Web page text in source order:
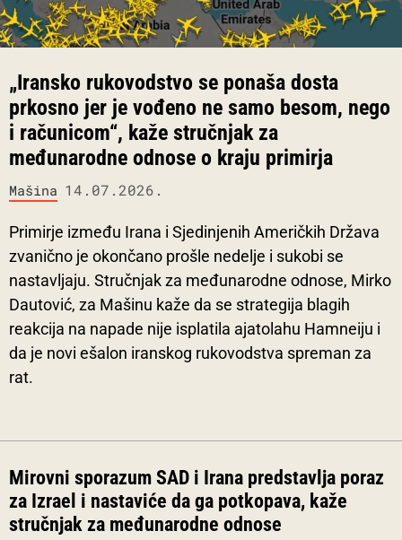
„Iransko rukovodstvo se ponaša dosta
prkosno jer je vođeno ne samo besom, nego
i računicom“, kaže stručnjak za
međunarodne odnose o kraju primirja
Mašina 14.07.2026.
Primirje između Irana i Sjedinjenih Američkih Država
zvanično je okončano prošle nedelje i sukobi se
nastavljaju. Stručnjak za međunarodne odnose, Mirko
Dautović, za Mašinu kaže da se strategija blagih
reakcija na napade nije isplatila ajatolahu Hamneiju i
da je novi ešalon iranskog rukovodstva spreman za
rat.
Mirovni sporazum SAD i Irana predstavlja poraz
za Izrael i nastaviće da ga potkopava, kaže
stručnjak za međunarodne odnose